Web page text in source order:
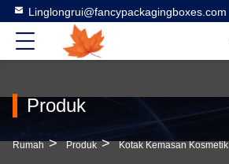
Linglongrui@fancypackagingboxes.com
Produk
Rumah > Produk > Kotak Kemasan Kosmetik